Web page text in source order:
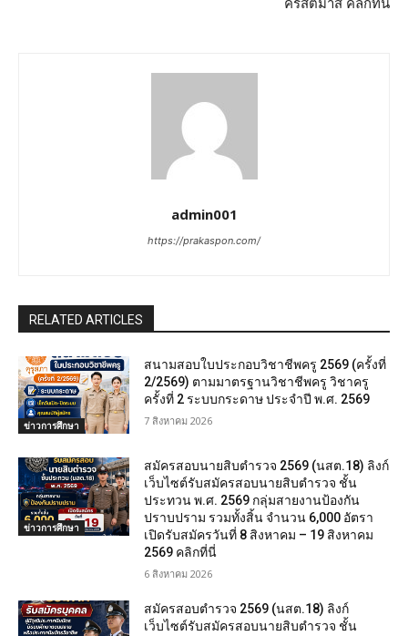
คริสต์มาส คลิกที่นี่
admin001
https://prakaspon.com/
RELATED ARTICLES
ข่าวการศึกษา
สนามสอบใบประกอบวิชาชีพครู 2569 (ครั้งที่
2/2569) ตามมาตรฐานวิชาชีพครู วิชาครู
ครั้งที่ 2 ระบบกระดาษ ประจำปี พ.ศ. 2569
7 สิงหาคม 2026
ข่าวการศึกษา
สมัครสอบนายสิบตำรวจ 2569 (นสต.18) ลิงก์
เว็บไซต์รับสมัครสอบนายสิบตำรวจ ชั้น
ประทวน พ.ศ. 2569 กลุ่มสายงานป้องกัน
ปราบปราม รวมทั้งสิ้น จำนวน 6,000 อัตรา
เปิดรับสมัครวันที่ 8 สิงหาคม – 19 สิงหาคม
2569 คลิกที่นี่
6 สิงหาคม 2026
สมัครสอบตํารวจ 2569 (นสต.18) ลิงก์
เว็บไซต์รับสมัครสอบนายสิบตำรวจ ชั้น